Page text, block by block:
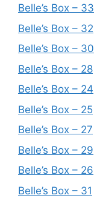
Belle’s Box – 33
Belle’s Box – 32
Belle’s Box – 30
Belle’s Box – 28
Belle’s Box – 24
Belle’s Box – 25
Belle’s Box – 27
Belle’s Box – 29
Belle’s Box – 26
Belle’s Box – 31